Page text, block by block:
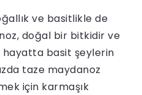
ve basitlikle de
doğal bir bitkidir ve
hayatta basit şeylerin
taze maydanoz
için karmaşık